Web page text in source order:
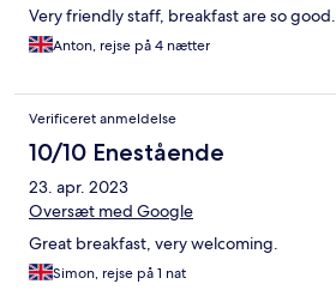
Very friendly staff, breakfast are so good.
Anton, rejse på 4 nætter
Verificeret anmeldelse
10/10 Enestående
23. apr. 2023
Oversæt med Google
Great breakfast, very welcoming.
Simon, rejse på 1 nat